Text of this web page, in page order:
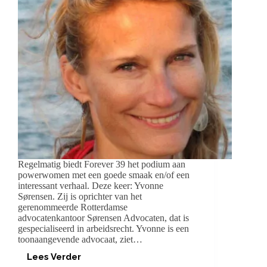
Regelmatig biedt Forever 39 het podium aan
powerwomen met een goede smaak en/of een
interessant verhaal. Deze keer: Yvonne
Sørensen. Zij is oprichter van het
gerenommeerde Rotterdamse
advocatenkantoor Sørensen Advocaten, dat is
gespecialiseerd in arbeidsrecht. Yvonne is een
toonaangevende advocaat, ziet…
Lees VerderPOWERWOMAN